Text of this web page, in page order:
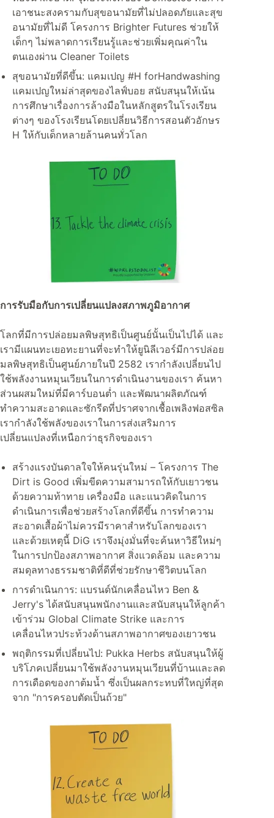
เอาชนะสงครามกับสุขอนามัยที่ไม่ปลอดภัยและสุข
อนามัยที่ไม่ดี โครงการ Brighter Futures ช่วยให้
เด็กๆ ไม่พลาดการเรียนรู้และช่วยเพิ่มคุณค่าใน
ตนเองผ่าน Cleaner Toilets
สุขอนามัยที่ดีขึ้น: แคมเปญ #H forHandwashing
แคมเปญใหม่ล่าสุดของไลฟ์บอย สนับสนุนให้เน้น
การศึกษาเรื่องการล้างมือในหลักสูตรในโรงเรียน
ต่างๆ ของโรงเรียนโดยเปลี่ยนวิธีการสอนตัวอักษร
H ให้กับเด็กหลายล้านคนทั่วโลก
การรับมือกับการเปลี่ยนแปลงสภาพภูมิอากาศ
โลกที่มีการปล่อยมลพิษสุทธิเป็นศูนย์นั้นเป็นไปได้ และ
เรามีแผนทะเยอทะยานที่จะทำให้ยูนิลีเวอร์มีการปล่อย
มลพิษสุทธิเป็นศูนย์ภายในปี 2582 เรากำลังเปลี่ยนไป
ใช้พลังงานหมุนเวียนในการดำเนินงานของเรา ค้นหา
ส่วนผสมใหม่ที่มีคาร์บอนต่ำ และพัฒนาผลิตภัณฑ์
ทำความสะอาดและซักรีดที่ปราศจากเชื้อเพลิงฟอสซิล
เรากำลังใช้พลังของเราในการส่งเสริมการ
เปลี่ยนแปลงที่เหนือกว่าธุรกิจของเรา
สร้างแรงบันดาลใจให้คนรุ่นใหม่ – โครงการ The
Dirt is Good เพิ่มขีดความสามารถให้กับเยาวชน
ด้วยความท้าทาย เครื่องมือ และแนวคิดในการ
ดำเนินการเพื่อช่วยสร้างโลกที่ดีขึ้น การทำความ
สะอาดเสื้อผ้าไม่ควรมีราคาสำหรับโลกของเรา
และด้วยเหตุนี้ DiG เราจึงมุ่งมั่นที่จะค้นหาวิธีใหม่ๆ
ในการปกป้องสภาพอากาศ สิ่งแวดล้อม และความ
สมดุลทางธรรมชาติที่ดีที่ช่วยรักษาชีวิตบนโลก
การดำเนินการ: แบรนด์นักเคลื่อนไหว Ben &
Jerry's ได้สนับสนุนพนักงานและสนับสนุนให้ลูกค้า
เข้าร่วม Global Climate Strike และการ
เคลื่อนไหวประท้วงด้านสภาพอากาศของเยาวชน
พฤติกรรมที่เปลี่ยนไป: Pukka Herbs สนับสนุนให้ผู้
บริโภคเปลี่ยนมาใช้พลังงานหมุนเวียนที่บ้านและลด
การเดือดของกาต้มน้ำ ซึ่งเป็นผลกระทบที่ใหญ่ที่สุด
จาก "การครอบตัดเป็นถ้วย"